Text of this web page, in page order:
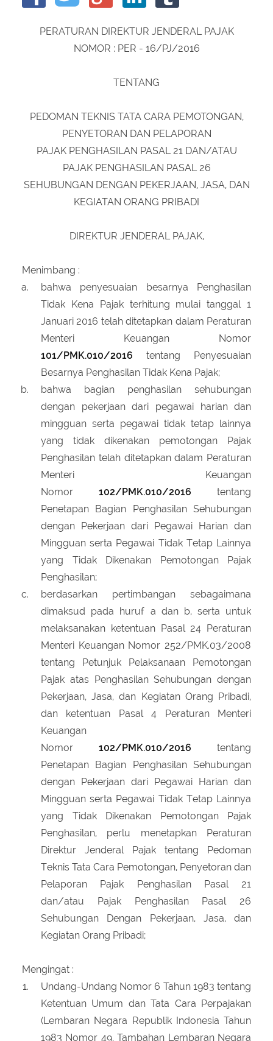
Peraturan Pengampunan Pajak
Infografis Pengampunan Pajak
About Us
Q & A Pajak
PERATURAN DIREKTUR JENDERAL PAJAK
NOMOR : PER - 16/PJ/2016
TENTANG
PEDOMAN TEKNIS TATA CARA PEMOTONGAN,
PENYETORAN DAN PELAPORAN
PAJAK PENGHASILAN PASAL 21 DAN/ATAU
PAJAK PENGHASILAN PASAL 26
SEHUBUNGAN DENGAN PEKERJAAN, JASA, DAN
KEGIATAN ORANG PRIBADI
DIREKTUR JENDERAL PAJAK,
Menimbang :
bahwa penyesuaian besarnya Penghasilan
Tidak Kena Pajak terhitung mulai tanggal 1
Januari 2016 telah ditetapkan dalam Peraturan
Menteri Keuangan Nomor
101/PMK.010/2016 tentang Penyesuaian
Besarnya Penghasilan Tidak Kena Pajak;
bahwa bagian penghasilan sehubungan
dengan pekerjaan dari pegawai harian dan
mingguan serta pegawai tidak tetap lainnya
yang tidak dikenakan pemotongan Pajak
Penghasilan telah ditetapkan dalam Peraturan
Menteri Keuangan
Nomor102/PMK.010/2016 tentang
Penetapan Bagian Penghasilan Sehubungan
dengan Pekerjaan dari Pegawai Harian dan
Mingguan serta Pegawai Tidak Tetap Lainnya
yang Tidak Dikenakan Pemotongan Pajak
Penghasilan;
berdasarkan pertimbangan sebagaimana
dimaksud pada huruf a dan b, serta untuk
melaksanakan ketentuan Pasal 24 Peraturan
Menteri Keuangan Nomor 252/PMK.03/2008
tentang Petunjuk Pelaksanaan Pemotongan
Pajak atas Penghasilan Sehubungan dengan
Pekerjaan, Jasa, dan Kegiatan Orang Pribadi,
dan ketentuan Pasal 4 Peraturan Menteri
Keuangan
Nomor102/PMK.010/2016 tentang
Penetapan Bagian Penghasilan Sehubungan
dengan Pekerjaan dari Pegawai Harian dan
Mingguan serta Pegawai Tidak Tetap Lainnya
yang Tidak Dikenakan Pemotongan Pajak
Penghasilan, perlu menetapkan Peraturan
Direktur Jenderal Pajak tentang Pedoman
Teknis Tata Cara Pemotongan, Penyetoran dan
Pelaporan Pajak Penghasilan Pasal 21
dan/atau Pajak Penghasilan Pasal 26
Sehubungan Dengan Pekerjaan, Jasa, dan
Kegiatan Orang Pribadi;
Mengingat :
Undang-Undang Nomor 6 Tahun 1983 tentang
Ketentuan Umum dan Tata Cara Perpajakan
(Lembaran Negara Republik Indonesia Tahun
1983 Nomor 49, Tambahan Lembaran Negara